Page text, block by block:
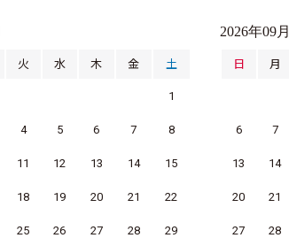
火 水 木 金 土
1
4 5 6 7 8
11 12 13 14 15
18 19 20 21 22
25 26 27 28 29
2026年09月
日 月
6 7
13 14
20 21
27 28